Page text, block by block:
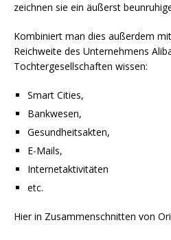
zeichnen sie ein äußerst
Kombiniert man dies außerdem
Reichweite des Unternehmens
Tochtergesellschaften wissen:
Smart Cities,
Bankwesen,
Gesundheitsakten,
E-Mails,
Internetaktivitäten
etc.
Hier in Zusammenschnitten von